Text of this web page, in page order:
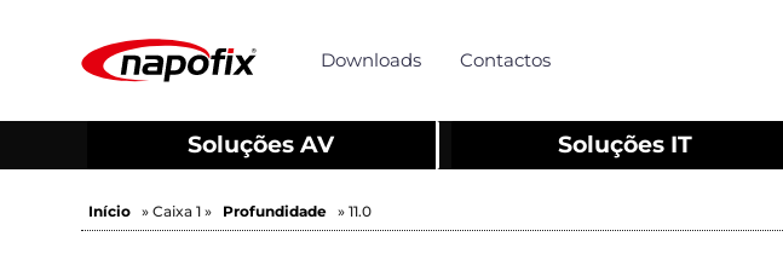
Downloads Contactos
Soluções AV Soluções IT
Início » Caixa 1 » Profundidade » 11.0